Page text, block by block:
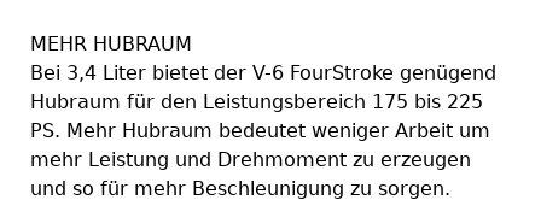
MEHR HUBRAUM
Bei 3,4 Liter bietet der V-6 FourStroke genügend
Hubraum für den Leistungsbereich 175 bis 225
PS. Mehr Hubraum bedeutet weniger Arbeit um
mehr Leistung und Drehmoment zu erzeugen
und so für mehr Beschleunigung zu sorgen.